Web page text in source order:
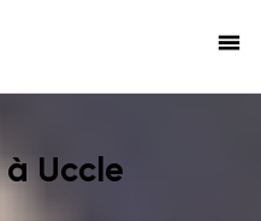
menu
Uccle